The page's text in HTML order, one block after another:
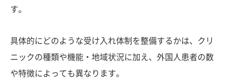
す。
具体的にどのような受け入れ体制を整備するかは、クリ
ニックの種類や機能・地域状況に加え、外国人患者の数
や特徴によっても異なります。